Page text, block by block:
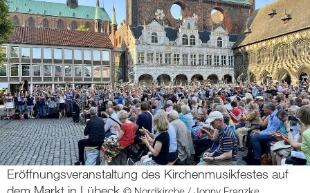
Eröffnungsveranstaltung des Kirchenmusikfestes auf